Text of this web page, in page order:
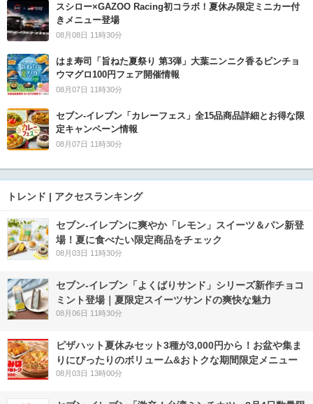
スシロー×GAZOO Racing初コラボ！夏休み限定ミニカー付
きメニュー登場
08月08日 11時30分
はま寿司「旨ねた夏祭り 第3弾」大葉ニンニク香るビンチョ
ウマグロ100円フェア開催情報
08月07日 11時30分
セブン‐イレブン「カレーフェス」全15品商品詳細とお得な限
定キャンペーン情報
08月07日 11時30分
トレンド | アクセスランキング
セブン‐イレブンに爽やか「レモン」スイーツ＆パン新登
場！夏に食べたい限定商品をチェック
08月03日 11時30分
セブン‐イレブン「よくばりサンド」シリーズ新作チョコ
ミント登場｜夏限定スイーツサンドの爽快な魅力
08月06日 11時30分
ピザハット夏休みセット3種が3,000円から！お盆や集ま
りにぴったりのボリューム&おトクな期間限定メニュー
08月03日 13時00分